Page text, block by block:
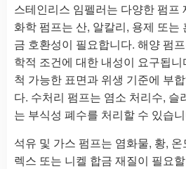
스테인리스 임펠러는 다양한 펌프
화학 펌프는 산, 알칼리, 용제 또는
금 호환성이 필요합니다. 해양 펌
학적 조건에 대한 내성이 요구됩
척 가능한 표면과 위생 기준에 부
다. 수처리 펌프는 염소 처리수, 슬
는 부식성 폐수를 처리할 수 있습
석유 및 가스 펌프는 염화물, 황,
렉스 또는 니켈 합금 재질이 필요